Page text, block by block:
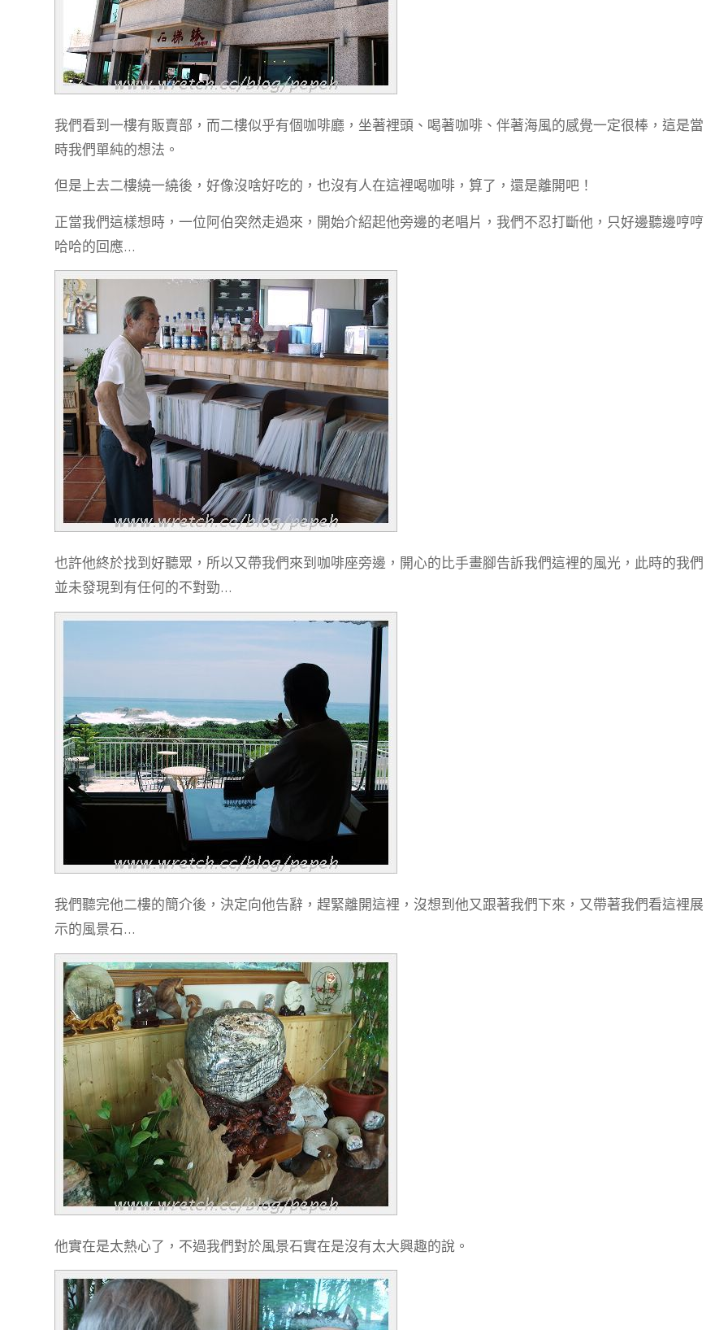
我們看到一樓有販賣部，而二樓似乎有個咖啡廳，坐著裡頭、喝著咖啡、伴著海風的感覺一定很棒，這是當
時我們單純的想法。
但是上去二樓繞一繞後，好像沒啥好吃的，也沒有人在這裡喝咖啡，算了，還是離開吧！
正當我們這樣想時，一位阿伯突然走過來，開始介紹起他旁邊的老唱片，我們不忍打斷他，只好邊聽邊哼哼
哈哈的回應…
也許他終於找到好聽眾，所以又帶我們來到咖啡座旁邊，開心的比手畫腳告訴我們這裡的風光，此時的我們
並未發現到有任何的不對勁…
我們聽完他二樓的簡介後，決定向他告辭，趕緊離開這裡，沒想到他又跟著我們下來，又帶著我們看這裡展
示的風景石…
他實在是太熱心了，不過我們對於風景石實在是沒有太大興趣的說。